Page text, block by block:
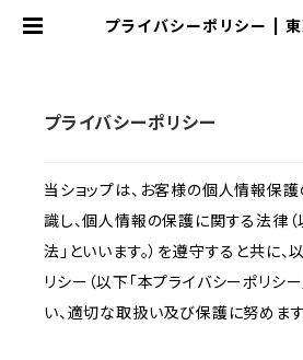
プライバシーポリシー |
プライバシーポリシー
当ショップは、お客様の個人情報保
識し、個人情報の保護に関する法律
法」といいます。）を遵守すると共に
リシー（以下「本プライバシーポリシー
い、適切な取扱い及び保護に努めます